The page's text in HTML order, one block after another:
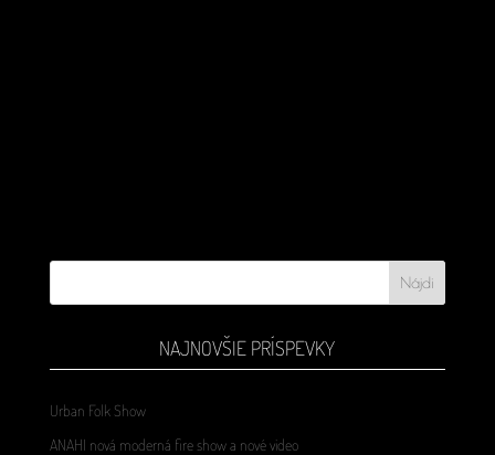
NAJNOVŠIE PRÍSPEVKY
Urban Folk Show
ANAHI nová moderná fire show a nové video